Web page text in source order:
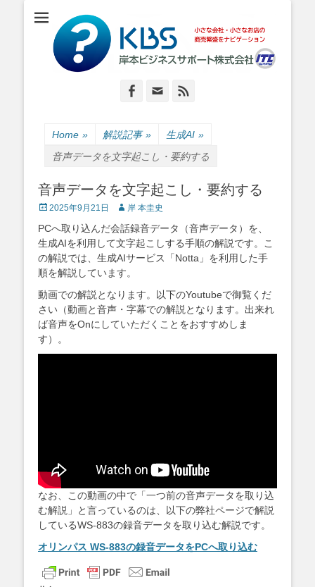
岸本ビジネスサポ
ート株式会社
小さな会社・小さなお店のIT経営をナビゲーション
Facebook
Email
Home » 解説記事 » 生成AI »
音声データを文字起こし・要約する
音声データを文字起こし・要約する
Posted
2025年9月21日 Author
岸 本圭史
PCへ取り込んだ会話録音データ（音声データ）を、
生成AIを利用して文字起こしする手順の解説です。こ
の解説では、生成AIサービス「Notta」を利用した手
順を解説しています。
動画での解説となります。以下のYoutubeで御覧くだ
さい（動画と音声・字幕での解説となります。出来れ
ば音声をOnにしていただくことをおすすめしま
す）。
なお、この動画の中で「一つ前の音声データを取り込
む解説」と言っているのは、以下の弊社ページで解説
しているWS-883の録音データを取り込む解説です。
オリンパス WS-883の録音データをPCへ取り込む